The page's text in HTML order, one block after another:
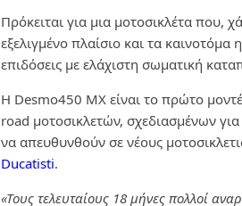
Πρόκειται για μια μοτοσικλέτα που,
εξελιγμένο πλαίσιο και τα
επιδόσεις με ελάχιστη σωματική
Η Desmo450 MX είναι το πρώτο
road μοτοσικλετών, σχεδιασμένων
να απευθυνθούν σε νέους
Ducatisti.
«Τους τελευταίους 18 μήνες πολλοί